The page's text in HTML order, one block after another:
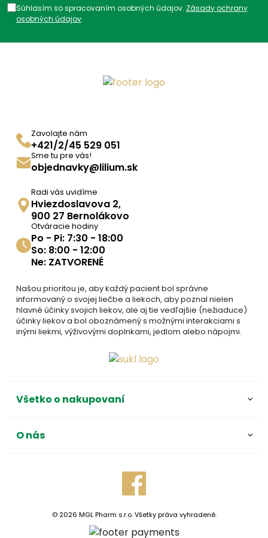
Súhlasím so spracovaním osobných údajov. Zásady ochrany
osobných údajov.
Zavolajte nám
+421/2/45 529 051
Sme tu pre vás!
objednavky@lilium.sk
Radi vás uvidíme
Hviezdoslavova 2,
900 27 Bernolákovo
Otváracie hodiny
Po - Pi: 7:30 - 18:00
So: 8:00 - 12:00
Ne: ZATVORENÉ
Našou prioritou je, aby každý pacient bol správne
informovaný o svojej liečbe a liekoch, aby poznal nielen
hlavné účinky svojich liekov, ale aj tie vedľajšie (nežiaduce)
účinky liekov a bol oboznámený s možnými interakciami s
inými liekmi, výživovými doplnkami, jedlom alebo nápojmi.
Všetko o nakupovaní
O nás
© 2026 MGL Pharm s.r.o. Všetky práva vyhradené.